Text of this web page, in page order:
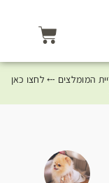
המומלצים ⤎ לחצו כאן